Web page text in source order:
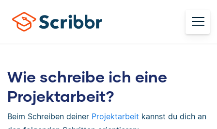
Wie schreibe ich eine
Projektarbeit?
Beim Schreiben deiner Projektarbeit kannst du dich an